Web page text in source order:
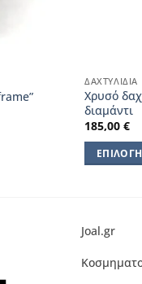
ΔΑΧΤΥΛΊΔΙΑ
Χρυσό
διαμάντι
185,00€
ΕΠΙΛΟΓΉ
έχει
Joal.gr